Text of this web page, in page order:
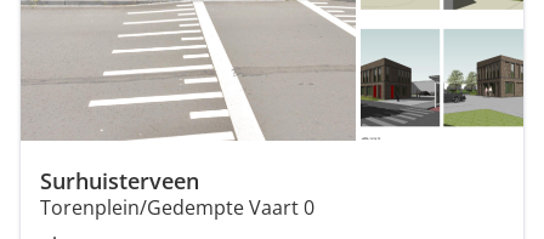
Surhuisterveen
Torenplein/Gedempte Vaart 0